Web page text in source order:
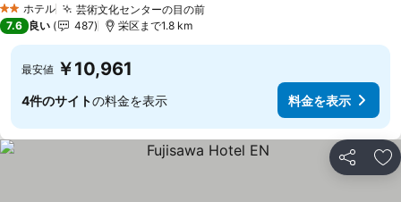
2 ホテルのランク
ホテル 芸術文化センターの目の前
7.6 良い 487 栄区まで1.8 km
最安値 ￥10,961
4件のサイトの料金を表示 料金を表示
シェア お